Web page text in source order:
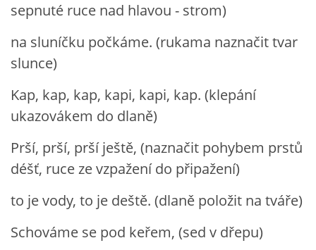
sepnuté ruce nad hlavou - strom)
na sluníčku počkáme. (rukama naznačit tvar
slunce)
Kap, kap, kap, kapi, kapi, kap. (klepání
ukazovákem do dlaně)
Prší, prší, prší ještě, (naznačit pohybem prstů
déšť, ruce ze vzpažení do připažení)
to je vody, to je deště. (dlaně položit na tváře)
Schováme se pod keřem, (sed v dřepu)